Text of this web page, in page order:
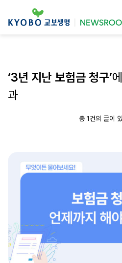
‘3년 지난 보험금 청구’
과
총 1건의 글이